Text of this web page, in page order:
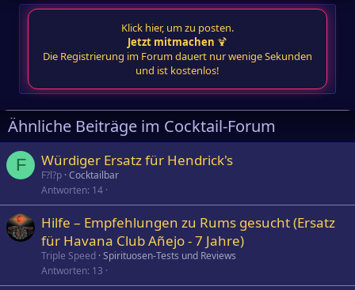
Klick hier, um zu posten.
Jetzt mitmachen 🍹
Die Registrierung im Forum dauert nur wenige Sekunden
und ist kostenlos!
Ähnliche Beiträge im Cocktail-Forum
F Würdiger Ersatz für Hendrick's
F?l?p Cocktailbar
Antworten 14
Hilfe – Empfehlungen zu Rums gesucht (Ersatz
für Havana Club Añejo - 7 Jahre)
Triple Speed Spirituosen-Tests und Reviews
Antworten 13